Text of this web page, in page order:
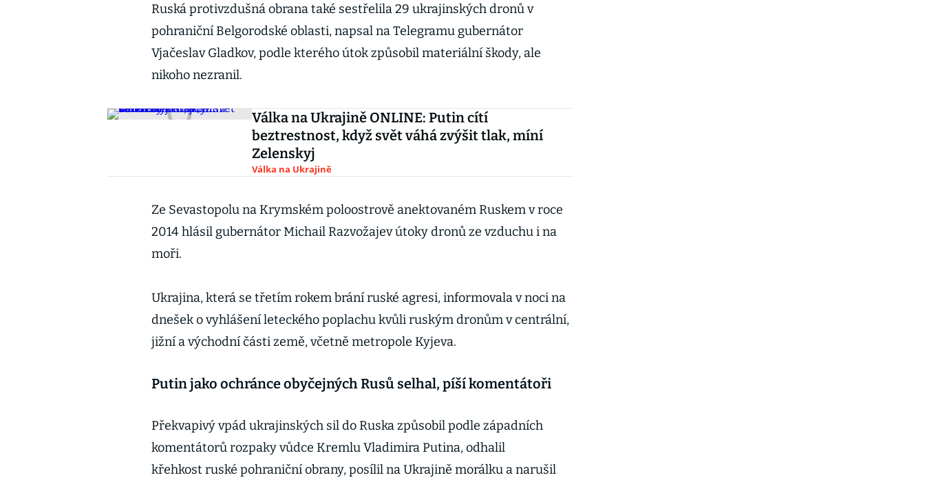
Ruská protivzdušná obrana také sestřelila 29 ukrajinských dronů v
pohraniční Belgorodské oblasti, napsal na Telegramu gubernátor
Vjačeslav Gladkov, podle kterého útok způsobil materiální škody, ale
nikoho nezranil.
Válka na Ukrajině ONLINE: Putin cítí
beztrestnost, když svět váhá zvýšit tlak, míní
Zelenskyj
Válka na Ukrajině
Ze Sevastopolu na Krymském poloostrově anektovaném Ruskem v roce
2014 hlásil gubernátor Michail Razvožajev útoky dronů ze vzduchu i na
moři.
Ukrajina, která se třetím rokem brání ruské agresi, informovala v noci na
dnešek o vyhlášení leteckého poplachu kvůli ruským dronům v centrální,
jižní a východní části země, včetně metropole Kyjeva.
Putin jako ochránce obyčejných Rusů selhal, píší komentátoři
Překvapivý vpád ukrajinských sil do Ruska způsobil podle západních
komentátorů rozpaky vůdce Kremlu Vladimira Putina, odhalil
křehkost ruské pohraniční obrany, posílil na Ukrajině morálku a narušil